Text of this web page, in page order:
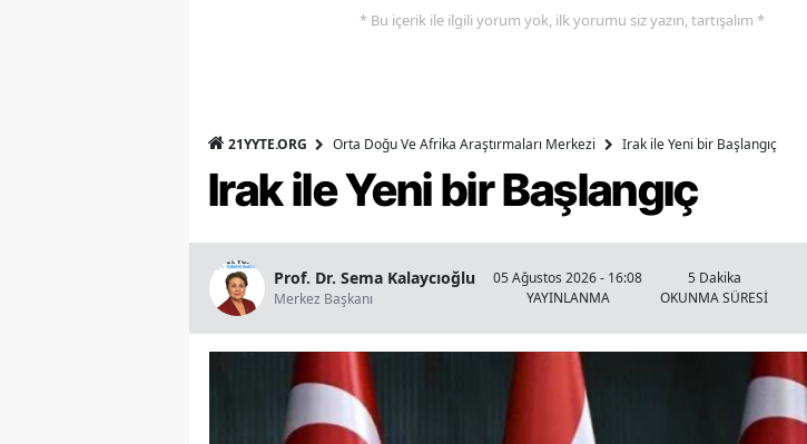
* Bu içerik ile ilgili yorum yok, ilk yorumu siz yazın, tartışalım *
21YYTE.ORG Orta Doğu Ve Afrika Araştırmaları Merkezi Irak ile Yeni bir Başlangıç
Irak ile Yeni bir Başlangıç
Prof. Dr. Sema Kalaycıoğlu
Merkez Başkanı
05 Ağustos 2026 - 16:08
YAYINLANMA
5 Dakika
OKUNMA SÜRESİ